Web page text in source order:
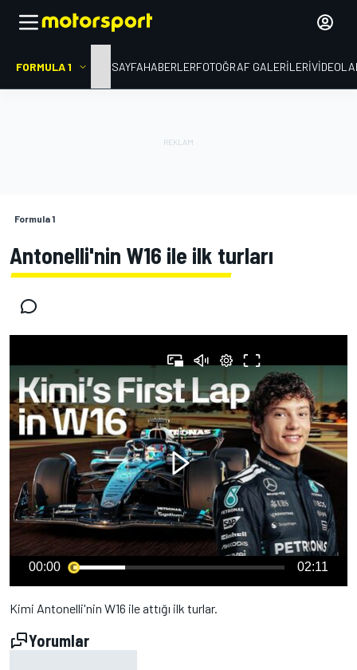
FORMULA 1 ANA SAYFAHABERLERFOTOĞRAF GALERILERI
Formula 1
Antonelli'nin W16 ile ilk turları
00:00 02:11
Kimi Antonelli'nin W16 ile attığı ilk turlar.
Yorumlar